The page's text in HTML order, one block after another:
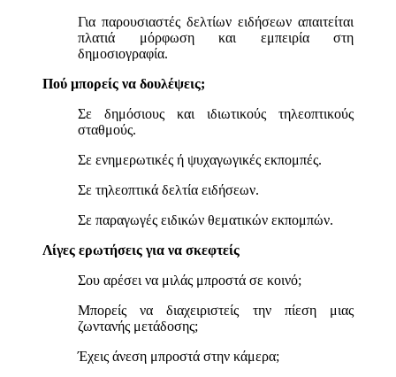
Για παρουσιαστές δελτίων ειδήσεων απαιτείται
πλατιά μόρφωση και εμπειρία στη
δημοσιογραφία.
Πού μπορείς να δουλέψεις;
Σε δημόσιους και ιδιωτικούς τηλεοπτικούς
σταθμούς.
Σε ενημερωτικές ή ψυχαγωγικές εκπομπές.
Σε τηλεοπτικά δελτία ειδήσεων.
Σε παραγωγές ειδικών θεματικών εκπομπών.
Λίγες ερωτήσεις για να σκεφτείς
Σου αρέσει να μιλάς μπροστά σε κοινό;
Μπορείς να διαχειριστείς την πίεση μιας
ζωντανής μετάδοσης;
Έχεις άνεση μπροστά στην κάμερα;